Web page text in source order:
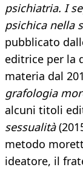
psichiatria. I
psichica nella
pubblicato
editrice per la
materia dal
grafologia
alcuni titoli
sessualità
metodo
ideatore, il